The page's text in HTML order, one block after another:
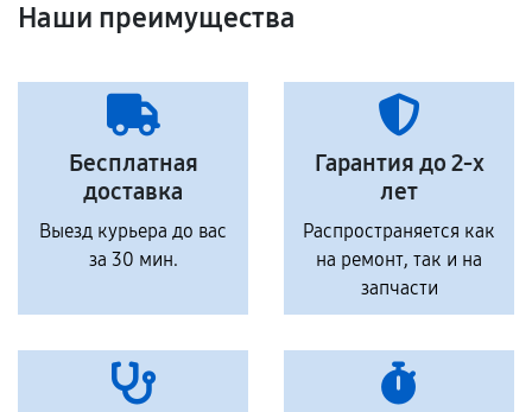
Наши преимущества
Бесплатная
доставка
Выезд курьера до вас
за 30 мин.
Гарантия до 2-х
лет
Распространяется как
на ремонт, так и на
запчасти